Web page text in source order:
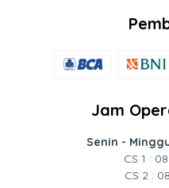
Jam
Senin -
CS 1 :
CS 2 :